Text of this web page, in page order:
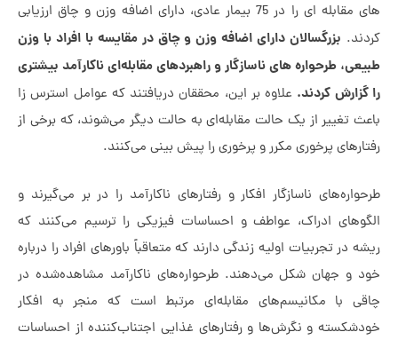
های مقابله ای را در 75 بیمار عادی، دارای اضافه وزن و چاق ارزیابی
بزرگسالان دارای اضافه وزن و چاق در مقایسه با افراد با وزن
طرحواره های ناسازگار و راهبردهای مقابله‌ای ناکارآمد بیشتری
کردند. علاوه بر این، محققان دریافتند که عوامل استرس زا
تغییر از یک حالت مقابله‌ای به حالت دیگر می‌شوند، که برخی از
پرخوری مکرر و پرخوری را پیش بینی می‌کنند.
ناسازگار افکار و رفتارهای ناکارآمد را در بر می‌گیرند و
ادراک، عواطف و احساسات فیزیکی را ترسیم می‌کنند که
در تجربیات اولیه زندگی دارند که متعاقباً باورهای افراد را درباره
و جهان شکل می‌دهند. طرحواره‌های ناکارآمد مشاهده‌شده در
با مکانیسم‌های مقابله‌ای مرتبط است که منجر به افکار
و نگرش‌ها و رفتارهای غذایی اجتناب‌کننده از احساسات